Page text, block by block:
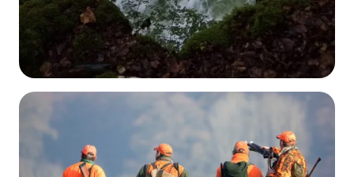
Sommets, lacs et cascades
DÉCOUVRIR